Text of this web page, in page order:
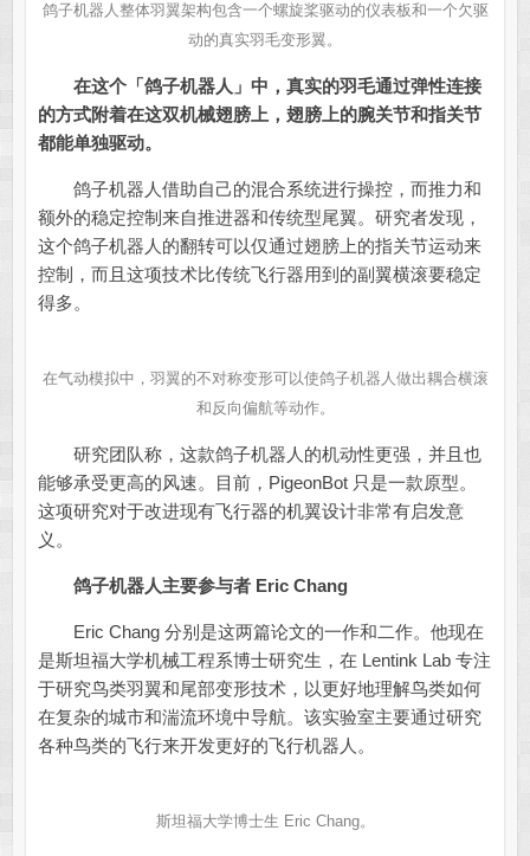
鸽子机器人整体羽翼架构包含一个螺旋桨驱动的仪表板和一个欠驱
动的真实羽毛变形翼。
在这个「鸽子机器人」中，真实的羽毛通过弹性连接
的方式附着在这双机械翅膀上，翅膀上的腕关节和指关节
都能单独驱动。
鸽子机器人借助自己的混合系统进行操控，而推力和
额外的稳定控制来自推进器和传统型尾翼。研究者发现，
这个鸽子机器人的翻转可以仅通过翅膀上的指关节运动来
控制，而且这项技术比传统飞行器用到的副翼横滚要稳定
得多。
在气动模拟中，羽翼的不对称变形可以使鸽子机器人做出耦合横滚
和反向偏航等动作。
研究团队称，这款鸽子机器人的机动性更强，并且也
能够承受更高的风速。目前，PigeonBot 只是一款原型。
这项研究对于改进现有飞行器的机翼设计非常有启发意
义。
鸽子机器人主要参与者 Eric Chang
Eric Chang 分别是这两篇论文的一作和二作。他现在
是斯坦福大学机械工程系博士研究生，在 Lentink Lab 专注
于研究鸟类羽翼和尾部变形技术，以更好地理解鸟类如何
在复杂的城市和湍流环境中导航。该实验室主要通过研究
各种鸟类的飞行来开发更好的飞行机器人。
斯坦福大学博士生 Eric Chang。